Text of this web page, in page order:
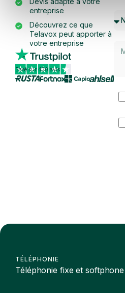
entreprise
Découvrez ce que
Telavox peut apporter à
votre entreprise
Basé sur 430 avis
TÉLÉPHONIE
Téléphonie fixe et softphone